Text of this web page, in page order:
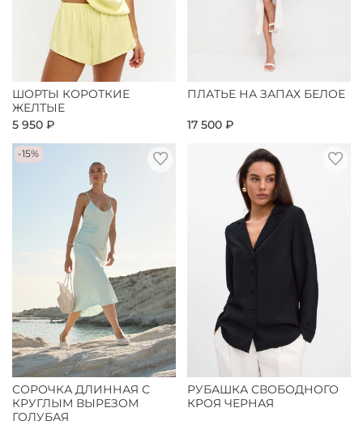
ШОРТЫ КОРОТКИЕ
ЖЕЛТЫЕ
5 950 ₽
ПЛАТЬЕ НА ЗАПАХ БЕЛОЕ
17 500 ₽
-15%
СОРОЧКА ДЛИННАЯ С
КРУГЛЫМ ВЫРЕЗОМ
ГОЛУБАЯ
РУБАШКА СВОБОДНОГО
КРОЯ ЧЕРНАЯ